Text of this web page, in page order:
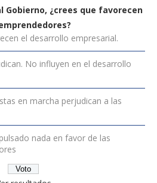
Gobierno, ¿crees que favorecen
el desarrollo empresarial.
No influyen en el desarrollo
en marcha perjudican a las
nada en favor de las